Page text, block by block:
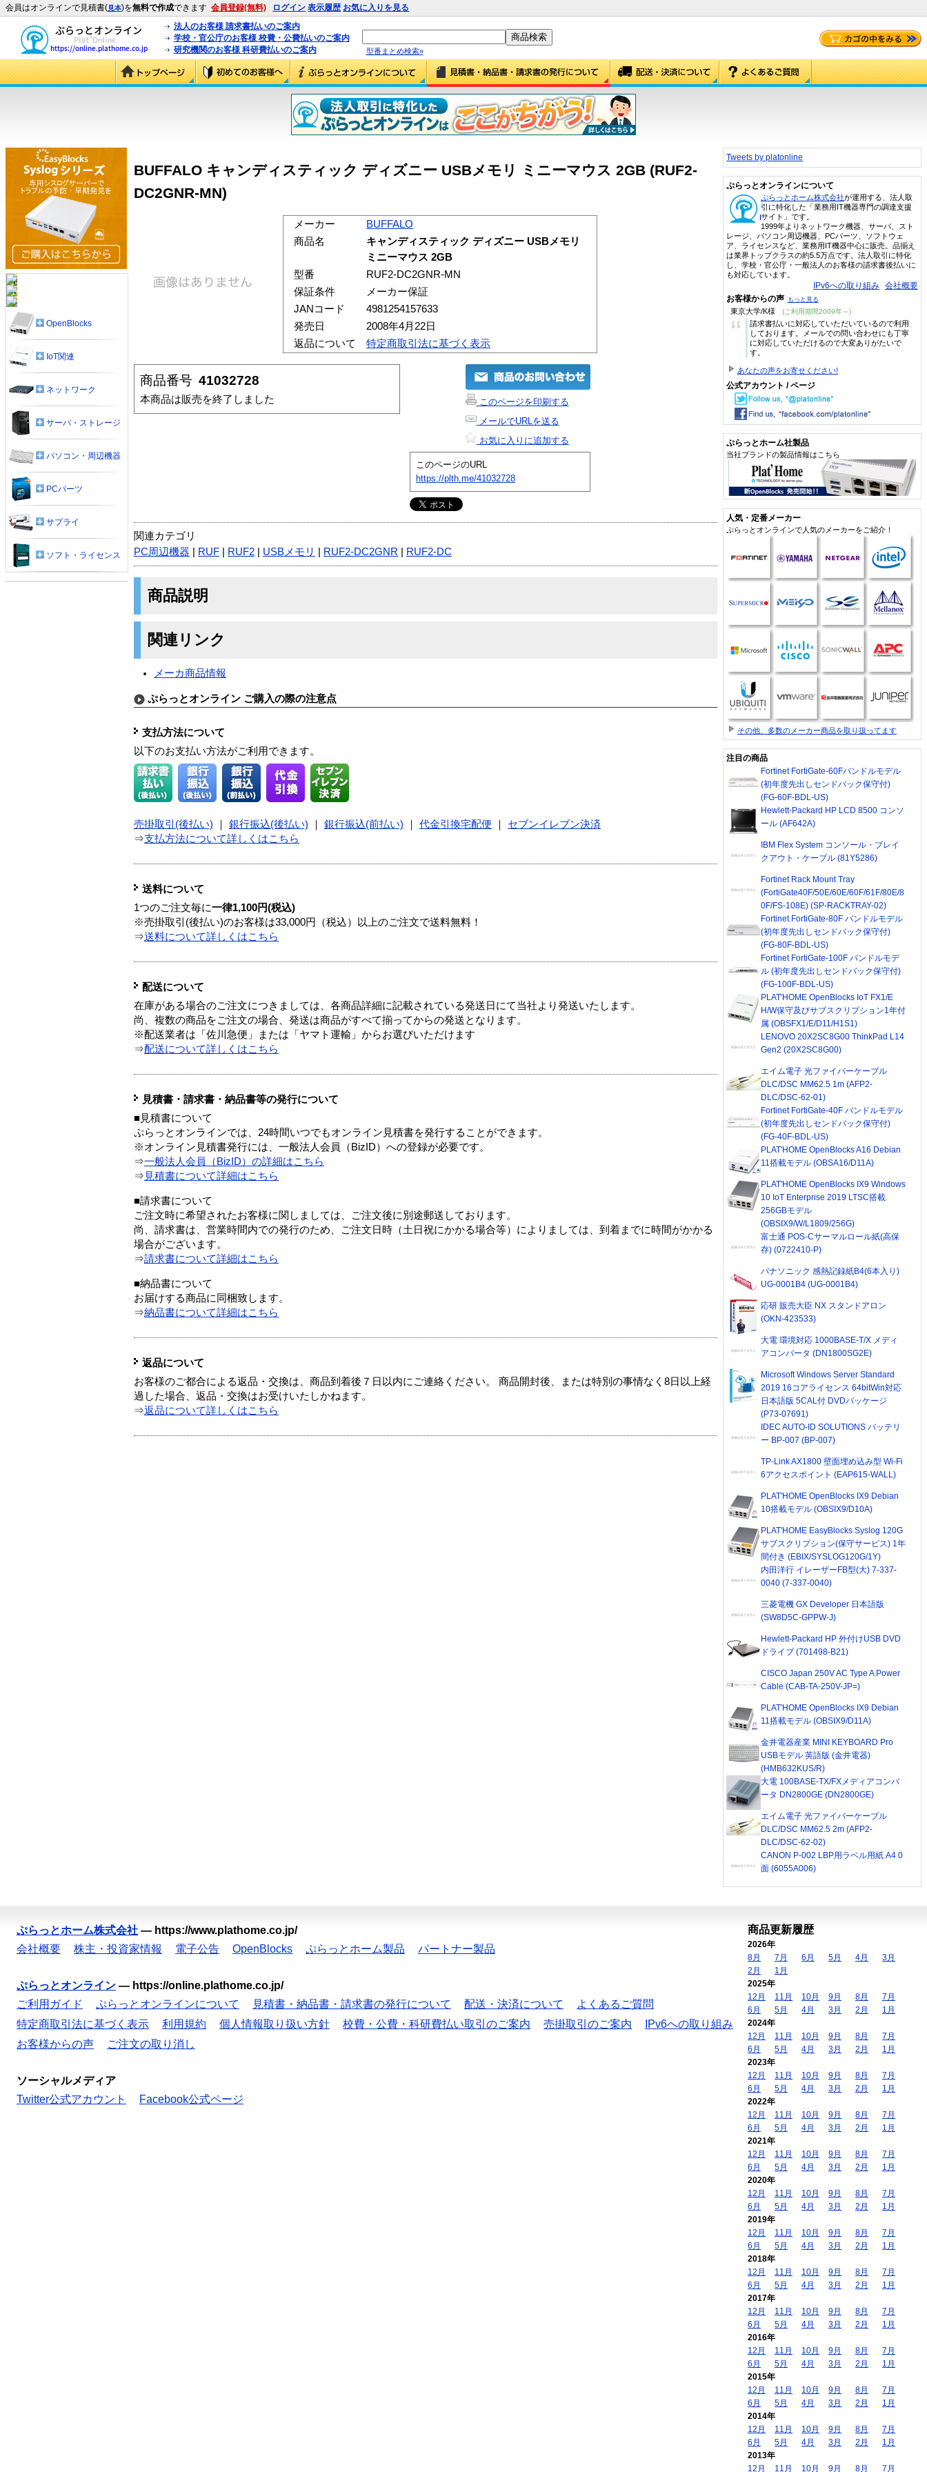
会員はオンラインで見積書(見本)を無料で作成できます 会員登録(無料) ログイン 表示履歴 お気に入りを見る
法人のお客様 請求書払いのご案内
学校・官公庁のお客様 校費・公費払いのご案内
研究機関のお客様 科研費払いのご案内
型番まとめ検索»
BUFFALO キャンディスティック ディズニー USBメモリ ミニーマウス 2GB (RUF2-
DC2GNR-MN)
メーカー
BUFFALO
商品名
キャンディスティック ディズニー USBメモリ
ミニーマウス 2GB
型番
RUF2-DC2GNR-MN
保証条件
メーカー保証
JANコード
4981254157633
発売日
2008年4月22日
返品について
特定商取引法に基づく表示
商品番号 41032728
本商品は販売を終了しました
このページを印刷する
メールでURLを送る
お気に入りに追加する
このページのURL
https://plth.me/41032728
関連カテゴリ
PC周辺機器
RUF RUF2 USBメモリ RUF2-DC2GNR RUF2-DC
商品説明
関連リンク
メーカ商品情報
ぷらっとオンライン ご購入の際の注意点
支払方法について
以下のお支払い方法がご利用できます。
売掛取引(後払い) 銀行振込(後払い) 銀行振込(前払い) 代金引換宅配便
セブンイレブン決済
⇒支払方法について詳しくはこちら
送料について
1つのご注文毎に一律1,100円(税込)
※売掛取引(後払い)のお客様は33,000円（税込）以上のご注文で送料無料！
⇒送料について詳しくはこちら
配送について
在庫がある場合のご注文につきましては、各商品詳細に記載されている発送日にて当社より発送いたします。
尚、複数の商品をご注文の場合、発送は商品がすべて揃ってからの発送となります。
※配送業者は「佐川急便」または「ヤマト運輸」からお選びいただけます
⇒配送について詳しくはこちら
見積書・請求書・納品書等の発行について
■見積書について
ぷらっとオンラインでは、24時間いつでもオンライン見積書を発行することができます。
※オンライン見積書発行には、一般法人会員（BizID）への登録が必要です。
⇒一般法人会員（BizID）の詳細はこちら
⇒ 見積書について詳細はこちら
■請求書について
ご注文時に希望されたお客様に関しましては、ご注文後に別途郵送しております。
尚、請求書は、営業時間内での発行のため、ご注文日時（土日祝にかかる場合等）によりましては、到着までに時間がかかる
場合がございます。
⇒請求書について詳細はこちら
■納品書について
お届けする商品に同梱致します。
⇒納品書について詳細はこちら
返品について
お客様のご都合による返品・交換は、商品到着後７日以内にご連絡ください。 商品開封後、または特別の事情なく8日以上経
過した場合、返品・交換はお受けいたしかねます。
⇒返品について詳しくはこちら
OpenBlocks
IoT関連
ネットワーク
サーバ・ストレージ
パソコン・周辺機器
PCパーツ
サプライ
ソフト・ライセンス
Tweets by platonline
ぷらっとオンラインについて
ぷらっとホーム株式会社が運用する、法人取
引に特化した「業務用IT機器専門の調達支援
サイト」です。
1999年よりネットワーク機器、サーバ、スト
レージ、パソコン周辺機器、PCパーツ、ソフトウェ
ア、ライセンスなど、業務用IT機器中心に販売。品揃え
は業界トップクラスの約5.5万点です。法人取引に特化
し、学校・官公庁・一般法人のお客様の請求書後払いに
も対応しています。
IPv6への取り組み 会社概要
お客様からの声 もっと見る
東京大学/K様 (ご利用期間2009年～)
“
請求書払いに対応していただいているので利用
しております。メールでの問い合わせにも丁寧
に対応していただけるので大変ありがたいで
す。
あなたの声をお寄せください!
公式アカウント / ページ
ぷらっとホーム社製品
当社ブランドの製品情報はこちら
人気・定番メーカー
ぷらっとオンラインで人気のメーカーをご紹介！
その他、多数のメーカー商品を取り扱ってます
注目の商品
Fortinet FortiGate-60Fバンドルモデル
(初年度先出しセンドバック保守付)
(FG-60F-BDL-US)
Hewlett-Packard HP LCD 8500 コンソ
ール (AF642A)
IBM Flex System コンソール・ブレイ
クアウト・ケーブル (81Y5286)
Fortinet Rack Mount Tray
(FortiGate40F/50E/60E/60F/61F/80E/8
0F/FS-108E) (SP-RACKTRAY-02)
Fortinet FortiGate-80F バンドルモデル
(初年度先出しセンドバック保守付)
(FG-80F-BDL-US)
Fortinet FortiGate-100F バンドルモデ
ル (初年度先出しセンドバック保守付)
(FG-100F-BDL-US)
PLAT'HOME OpenBlocks IoT FX1/E
H/W保守及びサブスクリプション1年付
属 (OBSFX1/E/D11/H1S1)
LENOVO 20X2SC8G00 ThinkPad L14
Gen2 (20X2SC8G00)
エイム電子 光ファイバーケーブル
DLC/DSC MM62.5 1m (AFP2-
DLC/DSC-62-01)
Fortinet FortiGate-40F バンドルモデル
(初年度先出しセンドバック保守付)
(FG-40F-BDL-US)
PLAT'HOME OpenBlocks A16 Debian
11搭載モデル (OBSA16/D11A)
PLAT'HOME OpenBlocks IX9 Windows
10 IoT Enterprise 2019 LTSC搭載
256GBモデル
(OBSIX9/W/L1809/256G)
富士通 POS-Cサーマルロール紙(高保
存) (0722410-P)
パナソニック 感熱記録紙B4(6本入り)
UG-0001B4 (UG-0001B4)
応研 販売大臣 NX スタンドアロン
(OKN-423533)
大電 環境対応 1000BASE-T/X メディ
アコンバータ (DN1800SG2E)
Microsoft Windows Server Standard
2019 16コアライセンス 64bitWin対応
日本語版 5CAL付 DVDパッケージ
(P73-07691)
IDEC AUTO-ID SOLUTIONS バッテリ
ー BP-007 (BP-007)
TP-Link AX1800 壁面埋め込み型 Wi-Fi
6アクセスポイント (EAP615-WALL)
PLAT'HOME OpenBlocks IX9 Debian
10搭載モデル (OBSIX9/D10A)
PLAT'HOME EasyBlocks Syslog 120G
サブスクリプション(保守サービス) 1年
間付き (EBIX/SYSLOG120G/1Y)
内田洋行 イレーザーFB型(大) 7-337-
0040 (7-337-0040)
三菱電機 GX Developer 日本語版
(SW8D5C-GPPW-J)
Hewlett-Packard HP 外付けUSB DVD
ドライブ (701498-B21)
CISCO Japan 250V AC Type A Power
Cable (CAB-TA-250V-JP=)
PLAT'HOME OpenBlocks IX9 Debian
11搭載モデル (OBSIX9/D11A)
金井電器産業 MINI KEYBOARD Pro
USBモデル 英語版 (金井電器)
(HMB632KUS/R)
大電 100BASE-TX/FXメディアコンバ
ータ DN2800GE (DN2800GE)
エイム電子 光ファイバーケーブル
DLC/DSC MM62.5 2m (AFP2-
DLC/DSC-62-02)
CANON P-002 LBP用ラベル用紙 A4 0
面 (6055A006)
ぷらっとホーム株式会社 — https://www.plathome.co.jp/
会社概要
株主・投資家情報 電子公告 OpenBlocks ぷらっとホーム製品 パートナー製品
ぷらっとオンライン — https://online.plathome.co.jp/
ご利用ガイド
ぷらっとオンラインについて 見積書・納品書・請求書の発行について 配送・決済について
よくあるご質問
特定商取引法に基づく表示
利用規約 個人情報取り扱い方針 校費・公費・科研費払い取引のご案内 売掛取引のご案内
IPv6への取り組み
お客様からの声
ご注文の取り消し
ソーシャルメディア
Twitter公式アカウント
Facebook公式ページ
商品更新履歴
2026年
8月
7月 6月 5月 4月
3月
2月
1月
2025年
12月
11月 10月 9月 8月
7月
6月
5月 4月 3月 2月
1月
2024年
12月
11月 10月 9月 8月
7月
6月
5月 4月 3月 2月
1月
2023年
12月
11月 10月 9月 8月
7月
6月
5月 4月 3月 2月
1月
2022年
12月
11月 10月 9月 8月
7月
6月
5月 4月 3月 2月
1月
2021年
12月
11月 10月 9月 8月
7月
6月
5月 4月 3月 2月
1月
2020年
12月
11月 10月 9月 8月
7月
6月
5月 4月 3月 2月
1月
2019年
12月
11月 10月 9月 8月
7月
6月
5月 4月 3月 2月
1月
2018年
12月
11月 10月 9月 8月
7月
6月
5月 4月 3月 2月
1月
2017年
12月
11月 10月 9月 8月
7月
6月
5月 4月 3月 2月
1月
2016年
12月
11月 10月 9月 8月
7月
6月
5月 4月 3月 2月
1月
2015年
12月
11月 10月 9月 8月
7月
6月
5月 4月 3月 2月
1月
2014年
12月
11月 10月 9月 8月
7月
6月
5月 4月 3月 2月
1月
2013年
12月
11月 10月 9月 8月 7月